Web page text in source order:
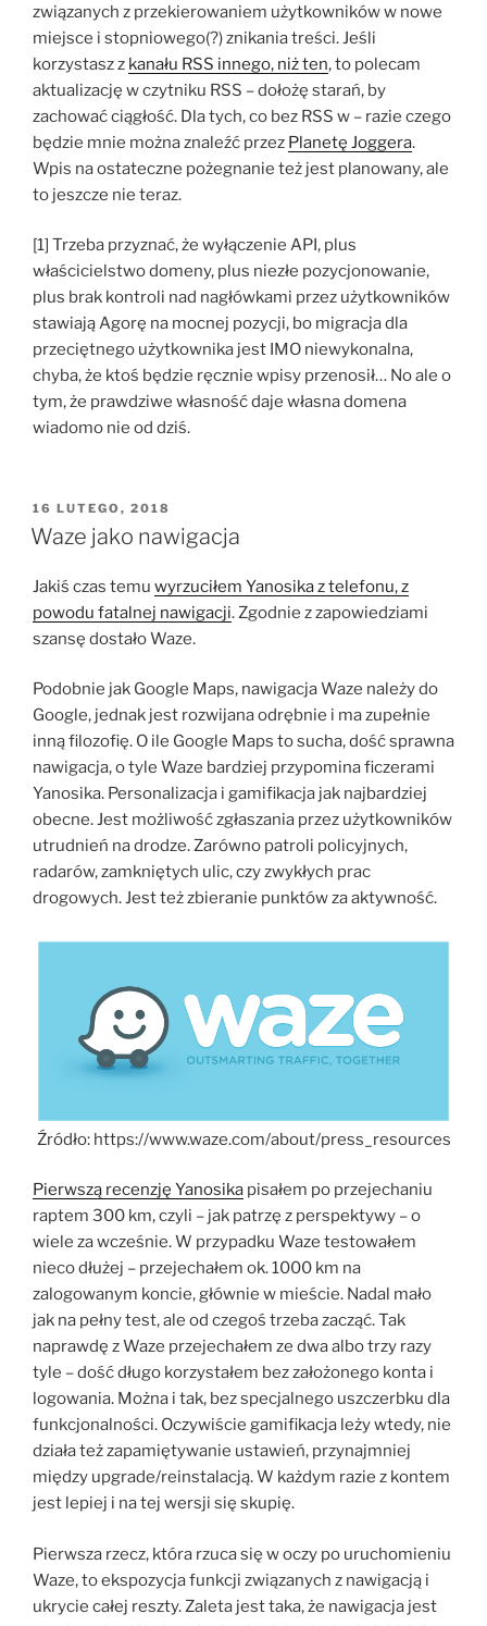
związanych z przekierowaniem użytkowników w nowe
miejsce i stopniowego(?) znikania treści. Jeśli
korzystasz z kanału RSS innego, niż ten, to polecam
aktualizację w czytniku RSS – dołożę starań, by
zachować ciągłość. Dla tych, co bez RSS w – razie czego
będzie mnie można znaleźć przez Planetę Joggera.
Wpis na ostateczne pożegnanie też jest planowany, ale
to jeszcze nie teraz.
[1] Trzeba przyznać, że wyłączenie API, plus
właścicielstwo domeny, plus niezłe pozycjonowanie,
plus brak kontroli nad nagłówkami przez użytkowników
stawiają Agorę na mocnej pozycji, bo migracja dla
przeciętnego użytkownika jest IMO niewykonalna,
chyba, że ktoś będzie ręcznie wpisy przenosił… No ale o
tym, że prawdziwe własność daje własna domena
wiadomo nie od dziś.
OPUBLIKOWANE
W
16 LUTEGO, 2018
Waze jako nawigacja
Jakiś czas temu wyrzuciłem Yanosika z telefonu, z
powodu fatalnej nawigacji. Zgodnie z zapowiedziami
szansę dostało Waze.
Podobnie jak Google Maps, nawigacja Waze należy do
Google, jednak jest rozwijana odrębnie i ma zupełnie
inną filozofię. O ile Google Maps to sucha, dość sprawna
nawigacja, o tyle Waze bardziej przypomina ficzerami
Yanosika. Personalizacja i gamifikacja jak najbardziej
obecne. Jest możliwość zgłaszania przez użytkowników
utrudnień na drodze. Zarówno patroli policyjnych,
radarów, zamkniętych ulic, czy zwykłych prac
drogowych. Jest też zbieranie punktów za aktywność.
Źródło: https://www.waze.com/about/press_resources
Pierwszą recenzję Yanosika pisałem po przejechaniu
raptem 300 km, czyli – jak patrzę z perspektywy – o
wiele za wcześnie. W przypadku Waze testowałem
nieco dłużej – przejechałem ok. 1000 km na
zalogowanym koncie, głównie w mieście. Nadal mało
jak na pełny test, ale od czegoś trzeba zacząć. Tak
naprawdę z Waze przejechałem ze dwa albo trzy razy
tyle – dość długo korzystałem bez założonego konta i
logowania. Można i tak, bez specjalnego uszczerbku dla
funkcjonalności. Oczywiście gamifikacja leży wtedy, nie
działa też zapamiętywanie ustawień, przynajmniej
między upgrade/reinstalacją. W każdym razie z kontem
jest lepiej i na tej wersji się skupię.
Pierwsza rzecz, która rzuca się w oczy po uruchomieniu
Waze, to ekspozycja funkcji związanych z nawigacją i
ukrycie całej reszty. Zaleta jest taka, że nawigacja jest